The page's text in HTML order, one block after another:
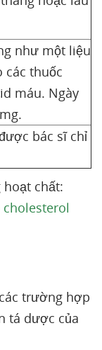
như một liệu
các thuốc
máu. Ngày
bác sĩ chỉ
hoạt chất:
trường hợp
tá dược của